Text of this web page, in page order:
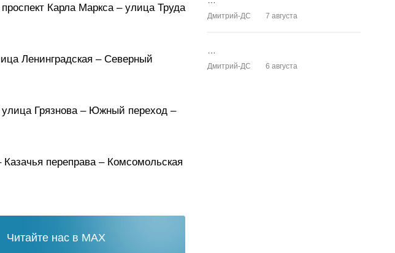
Карла Маркса – улица Труда
Ленинградская – Северный
Грязнова – Южный переход –
переправа – Комсомольская
Читайте нас в MAX
Дмитрий-ДС 7 августа
Дмитрий-ДС 6 августа